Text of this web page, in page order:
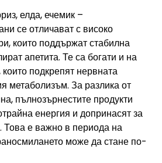
елда, ечемик –
се отличават с високо
които поддържат стабилна
апетита. Те са богати и на
подкрепят нервната
метаболизъм. За разлика от
пълнозърнестите продукти
енергия и допринасят за
Това е важно в периода на
може да стане по-